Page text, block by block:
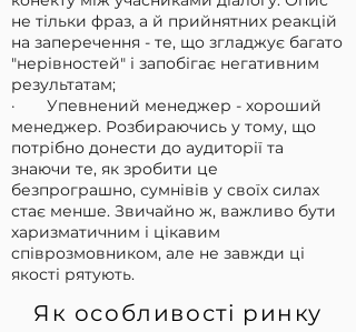
не тільки фраз, а й прийнятних реакцій
на заперечення - те, що згладжує багато
"нерівностей" і запобігає негативним
результатам;
· Упевнений менеджер - хороший
менеджер. Розбираючись у тому, що
потрібно донести до аудиторії та
знаючи те, як зробити це
безпрограшно, сумнівів у своїх силах
стає менше. Звичайно ж, важливо бути
харизматичним і цікавим
співрозмовником, але не завжди ці
якості рятують.
Як особливості ринку